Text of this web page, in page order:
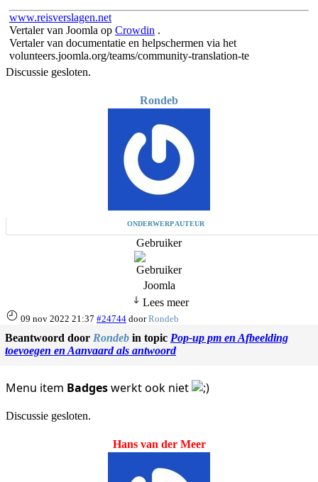
www.reisverslagen.net
Vertaler van Joomla op Crowdin .
Vertaler van documentatie en helpschermen via het
volunteers.joomla.org/teams/community-translation-te
Discussie gesloten.
Rondeb
ONDERWERP AUTEUR
Gebruiker
Joomla
Lees meer
09 nov 2022 21:37 #24744 doorRondeb
Beantwoord door Rondeb in topic Pop-up pm en Afbeelding
toevoegen en Aanvaard als antwoord
Menu item Badgeswerkt ook niet
Discussie gesloten.
Hans van der Meer